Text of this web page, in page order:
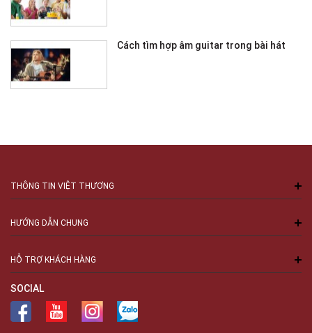
Cách tìm hợp âm guitar trong bài hát
THÔNG TIN VIỆT THƯƠNG
HƯỚNG DẪN CHUNG
HỖ TRỢ KHÁCH HÀNG
SOCIAL